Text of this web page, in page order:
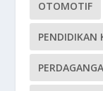
OTOMOTIF
PENDIDIKAN